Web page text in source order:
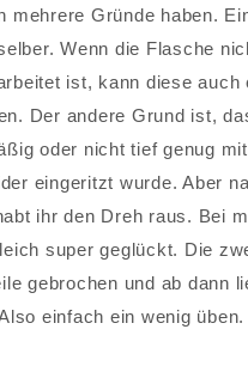
mehrere Gründe haben.
Wenn die Flasche
ist, kann diese auch
Der andere Grund ist,
oder nicht tief genug
eingeritzt wurde. Aber
ihr den Dreh raus. Bei
super geglückt. Die
gebrochen und ab dann
einfach ein wenig üben.